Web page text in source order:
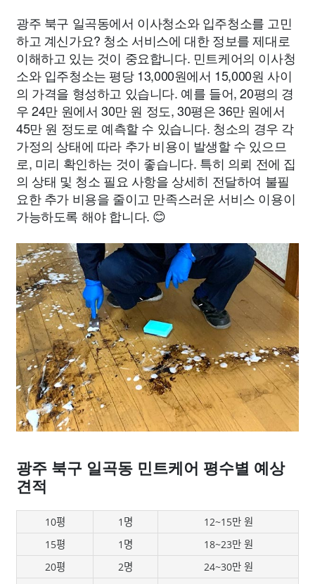
광주 북구 일곡동에서 이사청소와 입주청소를 고민
하고 계신가요? 청소 서비스에 대한 정보를 제대로
이해하고 있는 것이 중요합니다. 민트케어의 이사청
소와 입주청소는 평당 13,000원에서 15,000원 사이
의 가격을 형성하고 있습니다. 예를 들어, 20평의 경
우 24만 원에서 30만 원 정도, 30평은 36만 원에서
45만 원 정도로 예측할 수 있습니다. 청소의 경우 각
가정의 상태에 따라 추가 비용이 발생할 수 있으므
로, 미리 확인하는 것이 좋습니다. 특히 의뢰 전에 집
의 상태 및 청소 필요 사항을 상세히 전달하여 불필
요한 추가 비용을 줄이고 만족스러운 서비스 이용이
가능하도록 해야 합니다. 😊
광주 북구 일곡동 민트케어 평수별 예상
견적
10평 1명
12~15만 원
15평
1명
18~23만 원
20평
2명
24~30만 원